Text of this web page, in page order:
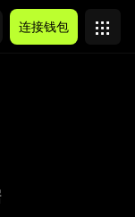
连接钱包